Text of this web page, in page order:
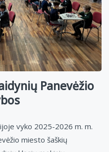
Panevėžio
vyko 2025-2026 m. m.
miesto šaškių